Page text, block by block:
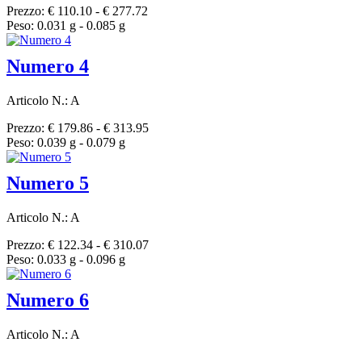
Prezzo: € 110.10 - € 277.72
Peso: 0.031 g - 0.085 g
Numero 4
Articolo N.: A
Prezzo: € 179.86 - € 313.95
Peso: 0.039 g - 0.079 g
Numero 5
Articolo N.: A
Prezzo: € 122.34 - € 310.07
Peso: 0.033 g - 0.096 g
Numero 6
Articolo N.: A